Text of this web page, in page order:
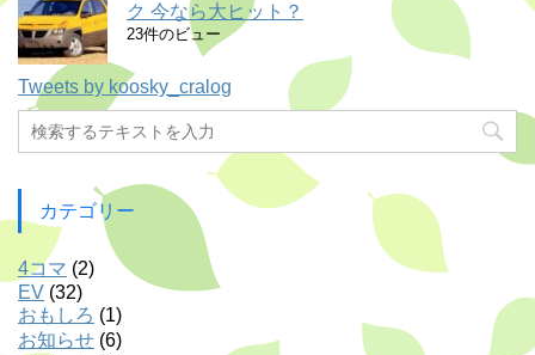
ク 今なら大ヒット？
23件のビュー
Tweets by koosky_cralog
カテゴリー
4コマ (2)
EV (32)
おもしろ (1)
お知らせ (6)